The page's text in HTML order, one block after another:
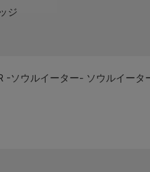
ジ
-ソウルイーター- ソウルイータ